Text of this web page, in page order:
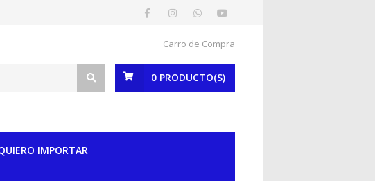
Carro de Compra
0 PRODUCTO(S)
IMPORTAR